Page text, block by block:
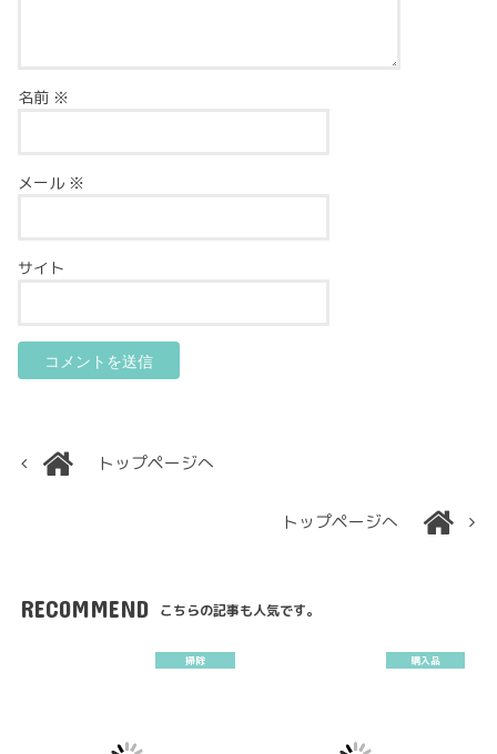
名前 ※
メール ※
サイト
トップページへ
トップページへ
RECOMMEND こちらの記事も人気です。
掃除 購入品